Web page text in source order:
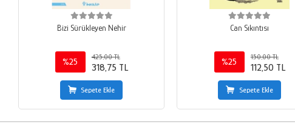
Bizi Sürükleyen Nehir
%25
425,00 TL
318,75 TL
Sepete Ekle
Can Sıkıntısı
%25
150,00 TL
112,50 TL
Sepete Ekle